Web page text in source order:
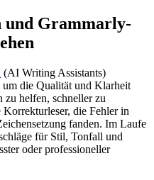
und Grammarly-
(AI Writing Assistants)
die Qualität und Klarheit
zu helfen, schneller zu
Korrekturleser, die Fehler in
fanden. Im Laufe
für Stil, Tonfall und
oder professioneller